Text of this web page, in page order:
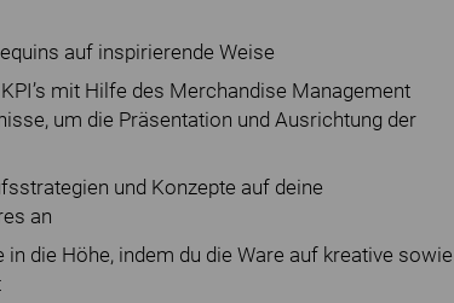
auf inspirierende Weise
mit Hilfe des Merchandise Management
um die Präsentation und Ausrichtung der
und Konzepte auf deine
an
die Höhe, indem du die Ware auf kreative sowie